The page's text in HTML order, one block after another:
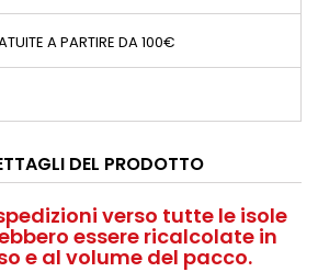
A PARTIRE DA 100€
DEL PRODOTTO
verso tutte le isole
essere ricalcolate in
e al volume del pacco.